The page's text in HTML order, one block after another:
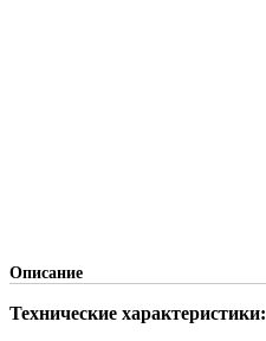
Описание
Технические характеристики: